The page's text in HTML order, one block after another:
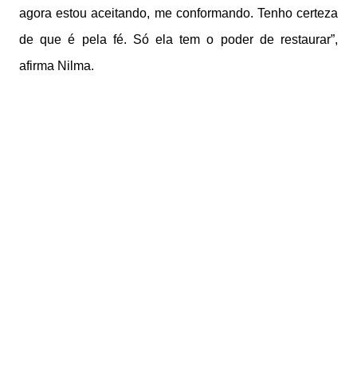
agora estou aceitando, me conformando. Tenho certeza
de que é pela fé. Só ela tem o poder de restaurar”,
afirma Nilma.